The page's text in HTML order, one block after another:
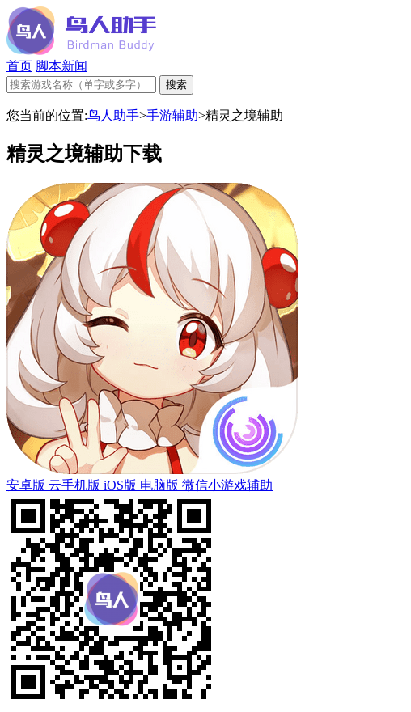
首页 脚本新闻
您当前的位置:鸟人助手>手游辅助>精灵之境辅助
精灵之境辅助下载
安卓版 云手机版 iOS版 电脑版 微信小游戏辅助